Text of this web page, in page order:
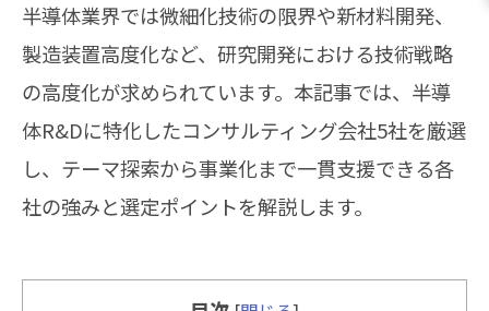
半導体業界では微細化技術の限界や新材料開発、
製造装置高度化など、研究開発における技術戦略
の高度化が求められています。本記事では、半導
体R&Dに特化したコンサルティング会社5社を厳選
し、テーマ探索から事業化まで一貫支援できる各
社の強みと選定ポイントを解説します。